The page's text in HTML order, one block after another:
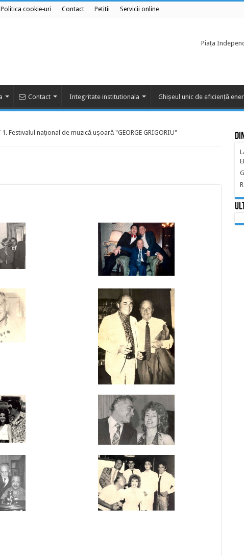
Politica cookie-uri Contact Petitii Servicii online
Piața
Contact Integritate institutionala Ghișeul unic de eficiență
1. Festivalul naţional de muzică uşoară "GEORGE GRIGORIU"